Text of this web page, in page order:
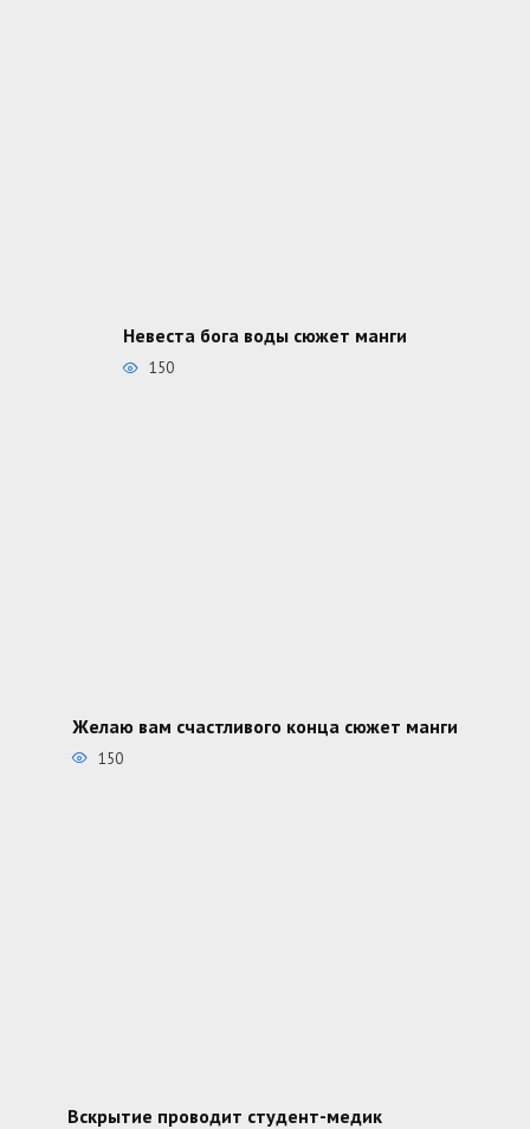
Невеста бога воды сюжет манги
150
Желаю вам счастливого конца сюжет манги
150
Вскрытие проводит студент-медик